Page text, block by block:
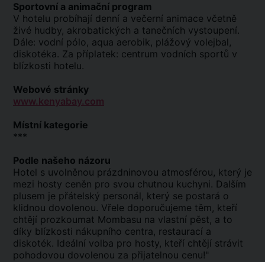
Sportovní a animační program
V hotelu probíhají denní a večerní animace včetně
živé hudby, akrobatických a tanečních vystoupení.
Dále: vodní pólo, aqua aerobik, plážový volejbal,
diskotéka. Za příplatek: centrum vodních sportů v
blízkosti hotelu.
Webové stránky
www.kenyabay.com
Místní kategorie
***
Podle našeho názoru
Hotel s uvolněnou prázdninovou atmosférou, který je
mezi hosty ceněn pro svou chutnou kuchyni. Dalším
plusem je přátelský personál, který se postará o
klidnou dovolenou. Vřele doporučujeme těm, kteří
chtějí prozkoumat Mombasu na vlastní pěst, a to
díky blízkosti nákupního centra, restaurací a
diskoték. Ideální volba pro hosty, kteří chtějí strávit
pohodovou dovolenou za přijatelnou cenu!"